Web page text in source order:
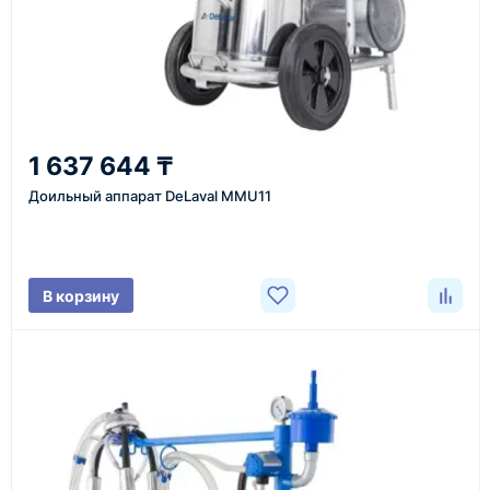
Казахстан и СНГ
доставка оборудования в разные города и
регионы
средний срок доставки по большинству поставок
проверка товара перед отправкой клиенту
Документы
счёт, договор, накладные и сопроводительные
материалы
1 637 644 ₸
Доильный аппарат DeLaval MMU11
В корзину